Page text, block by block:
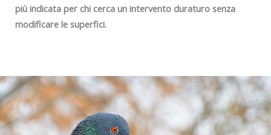
più indicata per chi cerca un intervento duraturo senza
modificare le superfici.